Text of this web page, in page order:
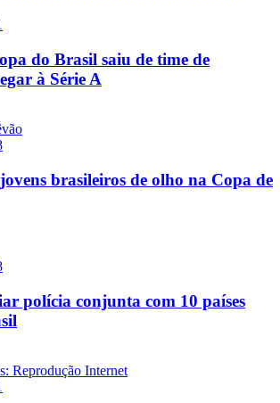
do Brasil saiu de time de
à Série A
brasileiros de olho na Copa de
polícia conjunta com 10 países